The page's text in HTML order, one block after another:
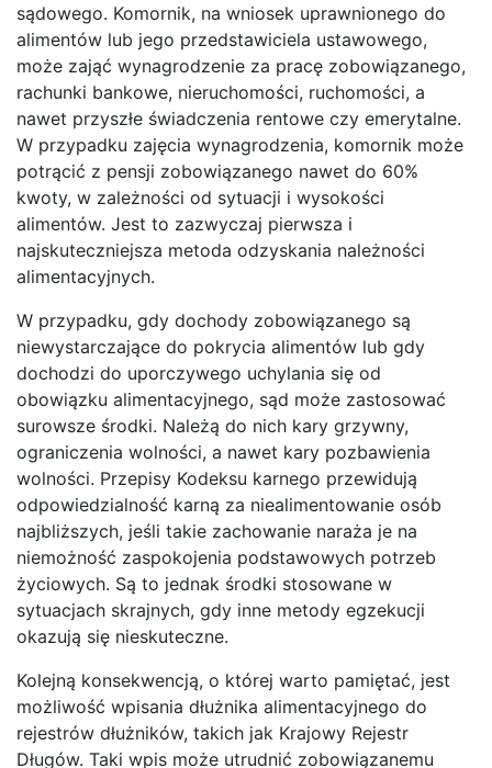
sądowego. Komornik, na wniosek uprawnionego do
alimentów lub jego przedstawiciela ustawowego,
może zająć wynagrodzenie za pracę zobowiązanego,
rachunki bankowe, nieruchomości, ruchomości, a
nawet przyszłe świadczenia rentowe czy emerytalne.
W przypadku zajęcia wynagrodzenia, komornik może
potrącić z pensji zobowiązanego nawet do 60%
kwoty, w zależności od sytuacji i wysokości
alimentów. Jest to zazwyczaj pierwsza i
najskuteczniejsza metoda odzyskania należności
alimentacyjnych.
W przypadku, gdy dochody zobowiązanego są
niewystarczające do pokrycia alimentów lub gdy
dochodzi do uporczywego uchylania się od
obowiązku alimentacyjnego, sąd może zastosować
surowsze środki. Należą do nich kary grzywny,
ograniczenia wolności, a nawet kary pozbawienia
wolności. Przepisy Kodeksu karnego przewidują
odpowiedzialność karną za niealimentowanie osób
najbliższych, jeśli takie zachowanie naraża je na
niemożność zaspokojenia podstawowych potrzeb
życiowych. Są to jednak środki stosowane w
sytuacjach skrajnych, gdy inne metody egzekucji
okazują się nieskuteczne.
Kolejną konsekwencją, o której warto pamiętać, jest
możliwość wpisania dłużnika alimentacyjnego do
rejestrów dłużników, takich jak Krajowy Rejestr
Długów. Taki wpis może utrudnić zobowiązanemu